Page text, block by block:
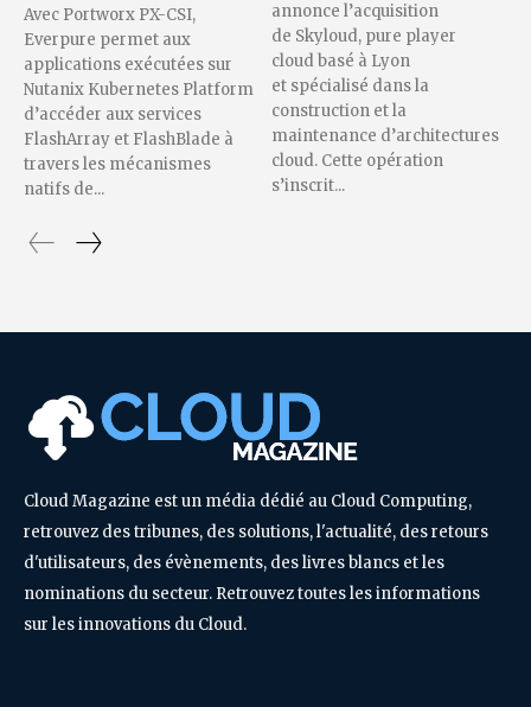
Avec Portworx PX-CSI,
Everpure permet aux
applications exécutées sur
Nutanix Kubernetes Platform
d’accéder aux services
FlashArray et FlashBlade à
travers les mécanismes
natifs de...
annonce l’acquisition
de Skyloud, pure player
cloud basé à Lyon
et spécialisé dans la
construction et la
maintenance d’architectures
cloud. Cette opération
s’inscrit...
Cloud Magazine est un média dédié au Cloud Computing,
retrouvez des tribunes, des solutions, l'actualité, des retours
d'utilisateurs, des évènements, des livres blancs et les
nominations du secteur. Retrouvez toutes les informations
sur les innovations du Cloud.